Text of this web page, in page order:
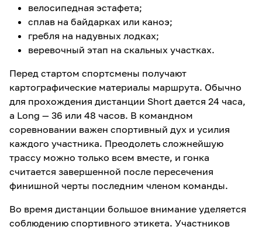
велосипедная эстафета;
сплав на байдарках или каноэ;
гребля на надувных лодках;
веревочный этап на скальных участках.
Перед стартом спортсмены получают
картографические материалы маршрута. Обычно
для прохождения дистанции Short дается 24 часа,
а Long — 36 или 48 часов. В командном
соревновании важен спортивный дух и усилия
каждого участника. Преодолеть сложнейшую
трассу можно только всем вместе, и гонка
считается завершенной после пересечения
финишной черты последним членом команды.
Во время дистанции большое внимание уделяется
соблюдению спортивного этикета. Участников